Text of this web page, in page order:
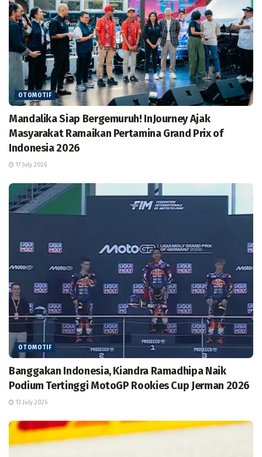
OTOMOTIF
Mandalika Siap Bergemuruh! InJourney Ajak
Masyarakat Ramaikan Pertamina Grand Prix of
Indonesia 2026
17 July 2026
OTOMOTIF
Banggakan Indonesia, Kiandra Ramadhipa Naik
Podium Tertinggi MotoGP Rookies Cup Jerman 2026
13 July 2026